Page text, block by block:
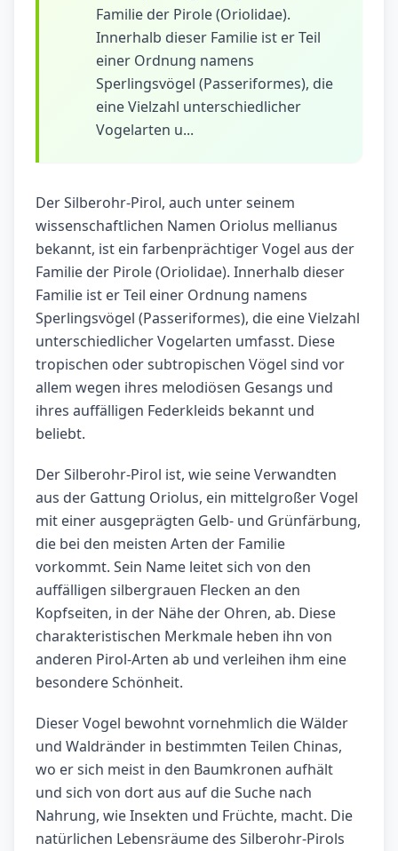
Familie der Pirole (Oriolidae).
Innerhalb dieser Familie ist er Teil
einer Ordnung namens
Sperlingsvögel (Passeriformes), die
eine Vielzahl unterschiedlicher
Vogelarten u...
Der Silberohr-Pirol, auch unter seinem
wissenschaftlichen Namen Oriolus mellianus
bekannt, ist ein farbenprächtiger Vogel aus der
Familie der Pirole (Oriolidae). Innerhalb dieser
Familie ist er Teil einer Ordnung namens
Sperlingsvögel (Passeriformes), die eine Vielzahl
unterschiedlicher Vogelarten umfasst. Diese
tropischen oder subtropischen Vögel sind vor
allem wegen ihres melodiösen Gesangs und
ihres auffälligen Federkleids bekannt und
beliebt.
Der Silberohr-Pirol ist, wie seine Verwandten
aus der Gattung Oriolus, ein mittelgroßer Vogel
mit einer ausgeprägten Gelb- und Grünfärbung,
die bei den meisten Arten der Familie
vorkommt. Sein Name leitet sich von den
auffälligen silbergrauen Flecken an den
Kopfseiten, in der Nähe der Ohren, ab. Diese
charakteristischen Merkmale heben ihn von
anderen Pirol-Arten ab und verleihen ihm eine
besondere Schönheit.
Dieser Vogel bewohnt vornehmlich die Wälder
und Waldränder in bestimmten Teilen Chinas,
wo er sich meist in den Baumkronen aufhält
und sich von dort aus auf die Suche nach
Nahrung, wie Insekten und Früchte, macht. Die
natürlichen Lebensräume des Silberohr-Pirols